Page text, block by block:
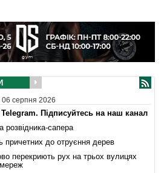
06 серпня 2026
Підписуйтесь на наш канал
розвідника-сапера
причетних до отруєння дерев
перекриють рух на трьох вулицях